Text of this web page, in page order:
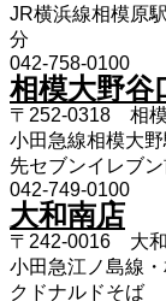
JR横浜線相模原
分
042-758-0100
相模大野谷
〒252-0318 相模
小田急線相模大
先セブンイレブ
042-749-0100
大和南店
〒242-0016 大
小田急江ノ島線
クドナルドそば